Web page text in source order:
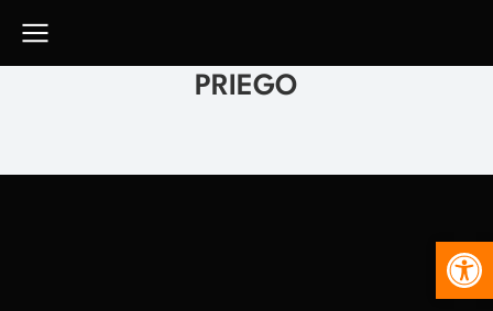
PRIEGO